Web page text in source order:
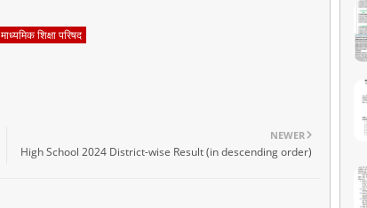
माध्यमिक शिक्षा परिषद
NEWER
High School 2024 District-wise Result (in descending order)